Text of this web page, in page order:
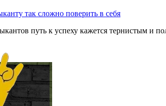
путь к успеху кажется тернистым и